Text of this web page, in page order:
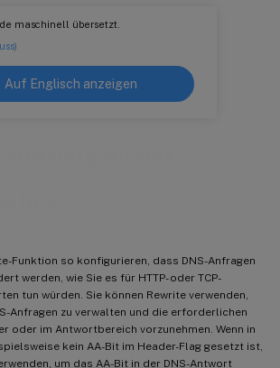
maschinell übersetzt.
Auf Englisch anzeigen
Funktion so konfigurieren, dass DNS-Anfragen
werden, wie Sie es für HTTP- oder TCP-
tun würden. Sie können Rewrite verwenden,
Anfragen zu verwalten und die erforderlichen
oder im Antwortbereich vorzunehmen. Wenn in
kein AA-Bit im Header-Flag gesetzt ist,
um das AA-Bit in der DNS-Antwort